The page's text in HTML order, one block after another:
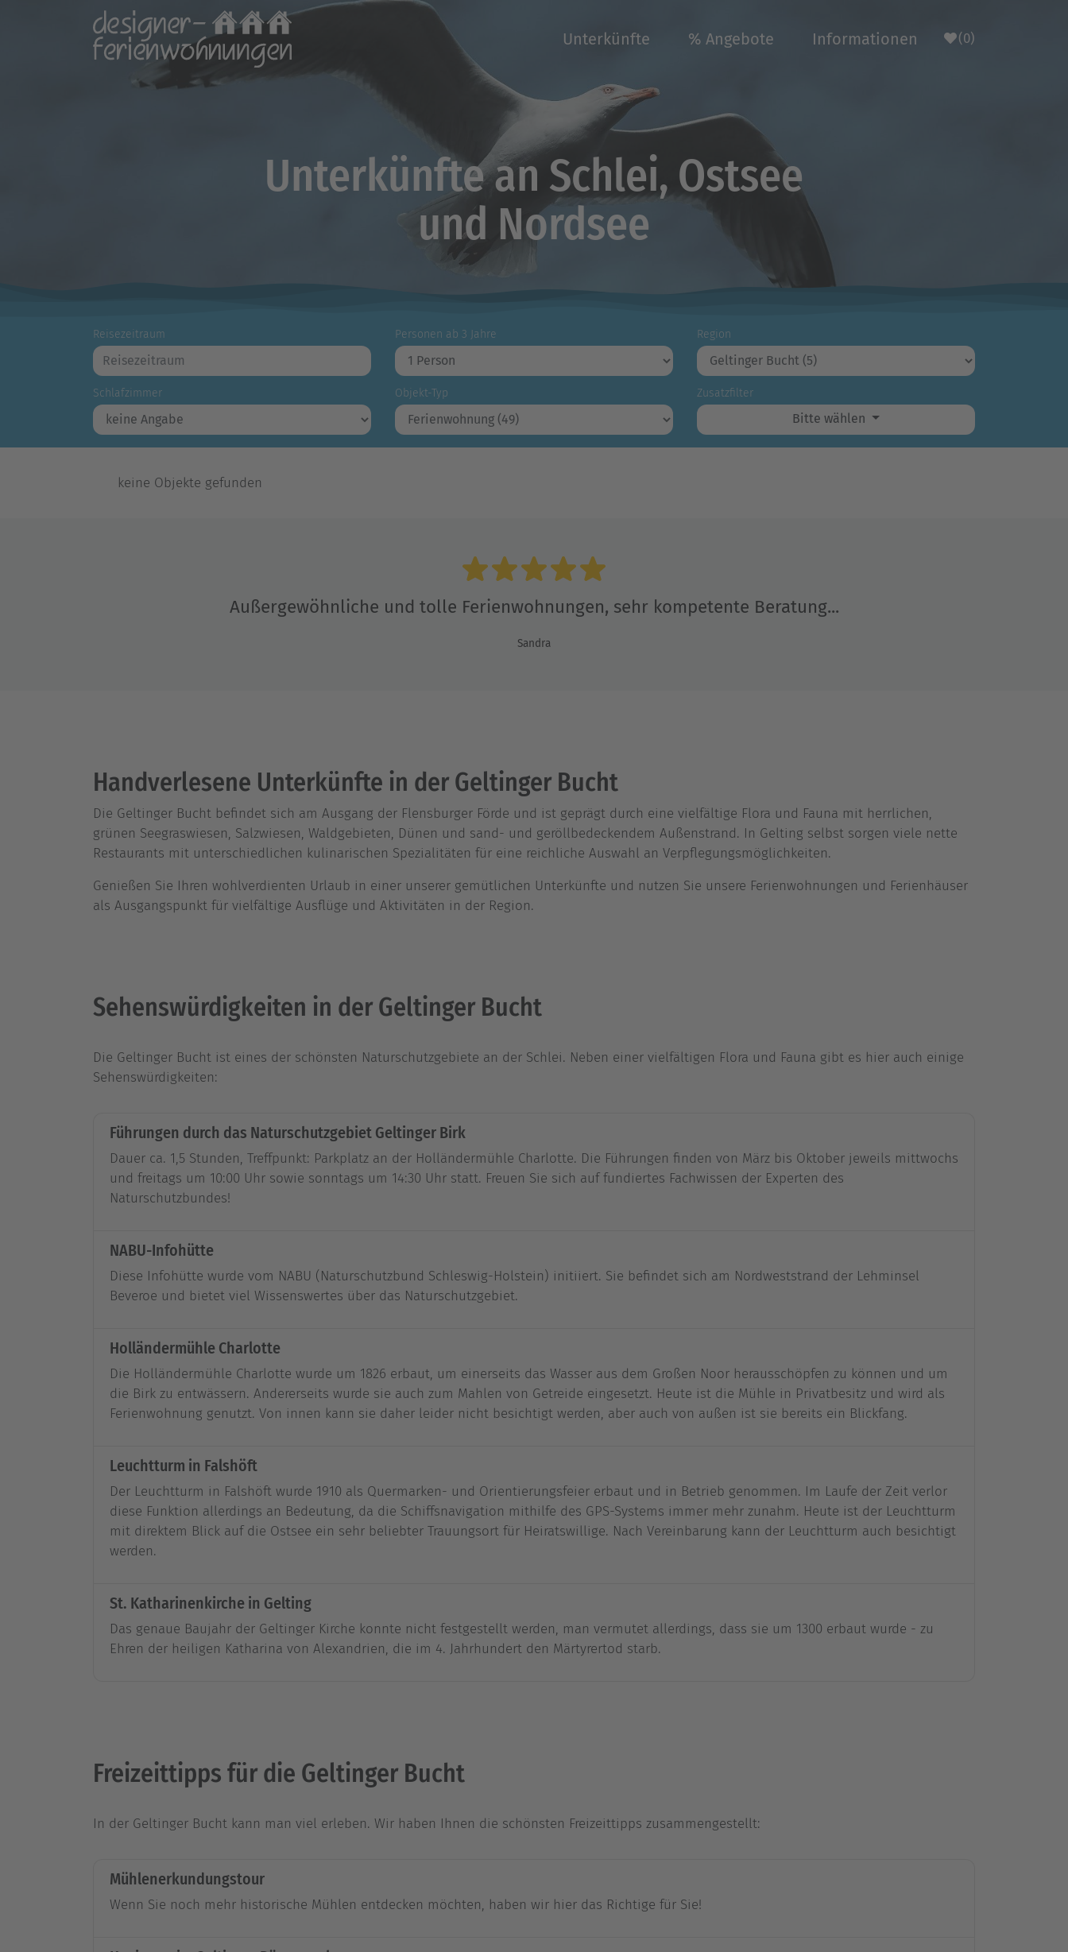
(0)
Unterkünfte % Angebote Informationen
Unterkünfte an Schlei, Ostsee
und Nordsee
Reisezeitraum Personen ab 3 Jahre Region
Schlafzimmer Objekt-Typ Zusatzfilter
Bitte wählen
keine Objekte gefunden
Außergewöhnliche und tolle Ferienwohnungen, sehr kompetente Beratung...
Sandra
Handverlesene Unterkünfte in der Geltinger Bucht
Die Geltinger Bucht befindet sich am Ausgang der Flensburger Förde und ist geprägt durch eine vielfältige Flora und Fauna mit herrlichen,
grünen Seegraswiesen, Salzwiesen, Waldgebieten, Dünen und sand- und geröllbedeckendem Außenstrand. In Gelting selbst sorgen viele nette
Restaurants mit unterschiedlichen kulinarischen Spezialitäten für eine reichliche Auswahl an Verpflegungsmöglichkeiten.
Genießen Sie Ihren wohlverdienten Urlaub in einer unserer gemütlichen Unterkünfte und nutzen Sie unsere Ferienwohnungen und Ferienhäuser
als Ausgangspunkt für vielfältige Ausflüge und Aktivitäten in der Region.
Sehenswürdigkeiten in der Geltinger Bucht
Die Geltinger Bucht ist eines der schönsten Naturschutzgebiete an der Schlei. Neben einer vielfältigen Flora und Fauna gibt es hier auch einige
Sehenswürdigkeiten:
Führungen durch das Naturschutzgebiet Geltinger Birk
Dauer ca. 1,5 Stunden, Treffpunkt: Parkplatz an der Holländermühle Charlotte. Die Führungen finden von März bis Oktober jeweils mittwochs
und freitags um 10:00 Uhr sowie sonntags um 14:30 Uhr statt. Freuen Sie sich auf fundiertes Fachwissen der Experten des
Naturschutzbundes!
NABU-Infohütte
Diese Infohütte wurde vom NABU (Naturschutzbund Schleswig-Holstein) initiiert. Sie befindet sich am Nordweststrand der Lehminsel
Beveroe und bietet viel Wissenswertes über das Naturschutzgebiet.
Holländermühle Charlotte
Die Holländermühle Charlotte wurde um 1826 erbaut, um einerseits das Wasser aus dem Großen Noor herausschöpfen zu können und um
die Birk zu entwässern. Andererseits wurde sie auch zum Mahlen von Getreide eingesetzt. Heute ist die Mühle in Privatbesitz und wird als
Ferienwohnung genutzt. Von innen kann sie daher leider nicht besichtigt werden, aber auch von außen ist sie bereits ein Blickfang.
Leuchtturm in Falshöft
Der Leuchtturm in Falshöft wurde 1910 als Quermarken- und Orientierungsfeier erbaut und in Betrieb genommen. Im Laufe der Zeit verlor
diese Funktion allerdings an Bedeutung, da die Schiffsnavigation mithilfe des GPS-Systems immer mehr zunahm. Heute ist der Leuchtturm
mit direktem Blick auf die Ostsee ein sehr beliebter Trauungsort für Heiratswillige. Nach Vereinbarung kann der Leuchtturm auch besichtigt
werden.
St. Katharinenkirche in Gelting
Das genaue Baujahr der Geltinger Kirche konnte nicht festgestellt werden, man vermutet allerdings, dass sie um 1300 erbaut wurde - zu
Ehren der heiligen Katharina von Alexandrien, die im 4. Jahrhundert den Märtyrertod starb.
Freizeittipps für die Geltinger Bucht
In der Geltinger Bucht kann man viel erleben. Wir haben Ihnen die schönsten Freizeittipps zusammengestellt:
Mühlenerkundungstour
Wenn Sie noch mehr historische Mühlen entdecken möchten, haben wir hier das Richtige für Sie!